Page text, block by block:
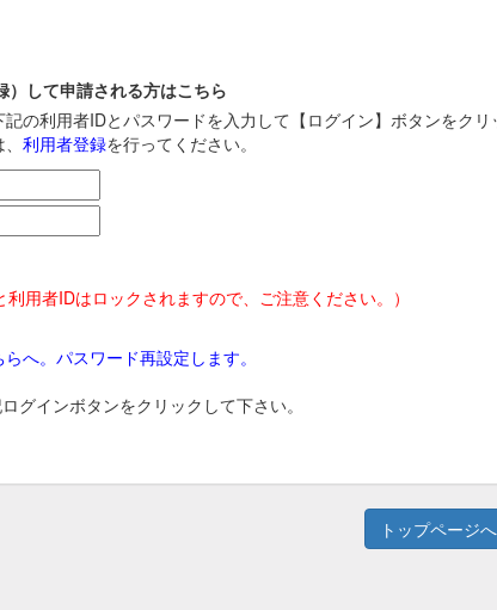
して申請される方はこちら
の利用者IDとパスワードを入力して【ログイン】ボタンをクリ
利用者登録を行ってください。
利用者IDはロックされますので、ご注意ください。）
へ。パスワード再設定します。
グインボタンをクリックして下さい。
トップページへ